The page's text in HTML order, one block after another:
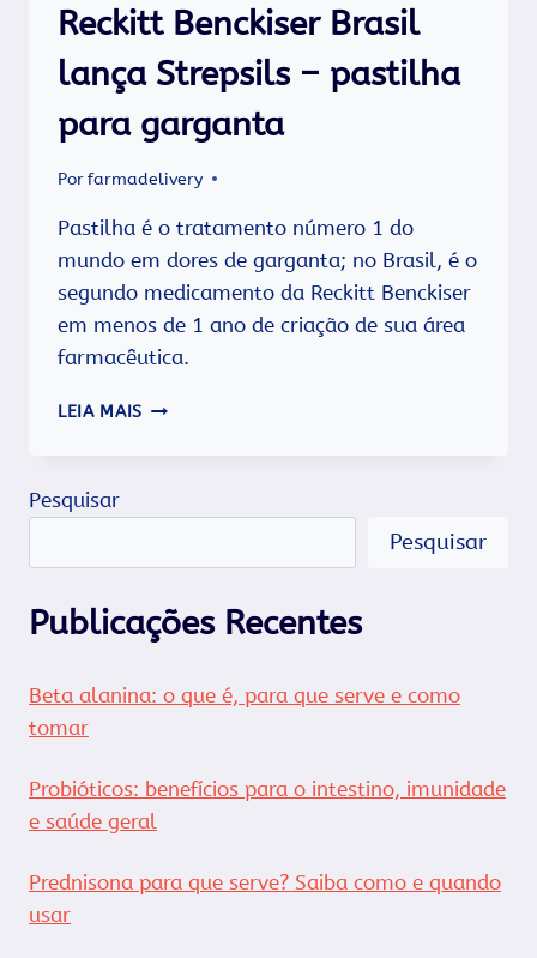
SINAL
DE
DOENÇA
MAIS
SÉRIA
NA
Reckitt Benckiser Brasil
lança Strepsils – pastilha
para garganta
Porfarmadelivery
Pastilha é o tratamento número 1 do
mundo em dores de garganta; no Brasil, é o
segundo medicamento da Reckitt Benckiser
em menos de 1 ano de criação de sua área
farmacêutica.
LEIA MAIS RECKITT
GARGANTA
Pesquisar
Pesquisar
Publicações Recentes
Beta alanina: o que é, para que serve e como
tomar
Probióticos: benefícios para o intestino, imunidade
e saúde geral
Prednisona para que serve? Saiba como e quando
usar